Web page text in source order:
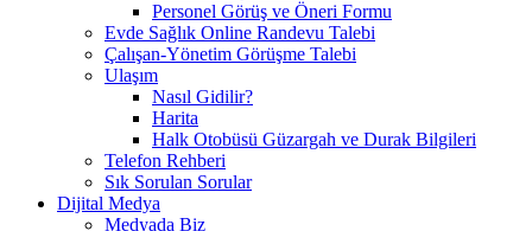
Personel Görüş ve Öneri Formu
Evde Sağlık Online Randevu Talebi
Çalışan-Yönetim Görüşme Talebi
Ulaşım
Nasıl Gidilir?
Harita
Halk Otobüsü Güzargah ve Durak Bilgileri
Telefon Rehberi
Sık Sorulan Sorular
Dijital Medya
Medyada Biz